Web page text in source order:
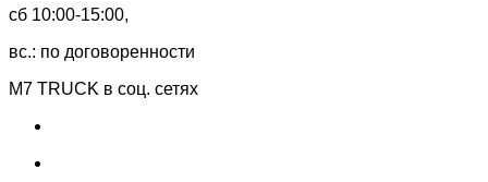
сб 10:00-15:00,
вс.: по договоренности
M7 TRUCK в соц. сетях